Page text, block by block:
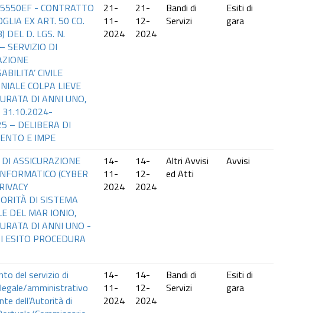
- CONTRATTO
EX ART. 50 CO.
DEL D. LGS. N.
SERVIZIO DI
CIVILE
COLPA LIEVE
DI ANNI UNO,
31.10.2024-
– DELIBERA DI
E IMPE
21-
11-
2024
21-
12-
2024
Bandi di
Servizi
Esiti di
gara
ASSICURAZIONE
(CYBER
DI SISTEMA
DEL MAR IONIO,
DI ANNI UNO -
ESITO PROCEDURA
14-
11-
2024
14-
12-
2024
Altri Avvisi
ed Atti
Avvisi
del servizio di
amministrativo
dell’Autorità di
14-
11-
2024
14-
12-
2024
Bandi di
Servizi
Esiti di
gara